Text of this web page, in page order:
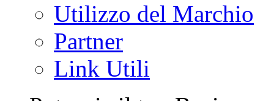
Utilizzo del Marchio
Partner
Link Utili